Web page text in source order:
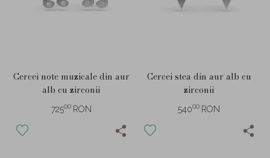
Cercei note muzicale din aur
alb cu zirconii
72500 RON
Cercei stea din aur alb cu
zirconii
54000 RON